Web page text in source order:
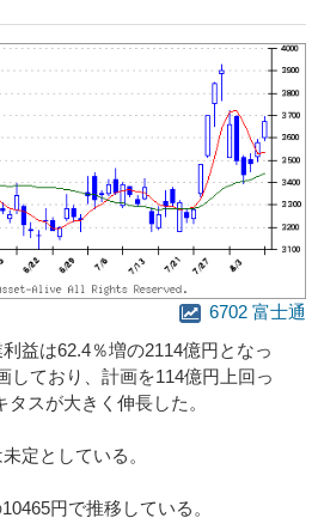
6702 富士通
益は62.4％増の2114億円となっ
しており、計画を114億円上回っ
スが大きく伸長した。
定としている。
円で推移している。